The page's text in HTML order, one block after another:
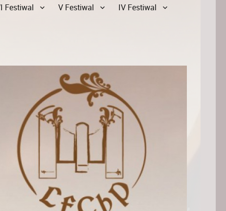
Festiwal V Festiwal
IV Festiwal